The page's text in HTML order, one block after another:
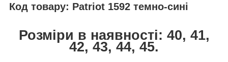
Код товару: Patriot 1592 темно-сині
Розміри в наявності: 40, 41,
42, 43, 44, 45.